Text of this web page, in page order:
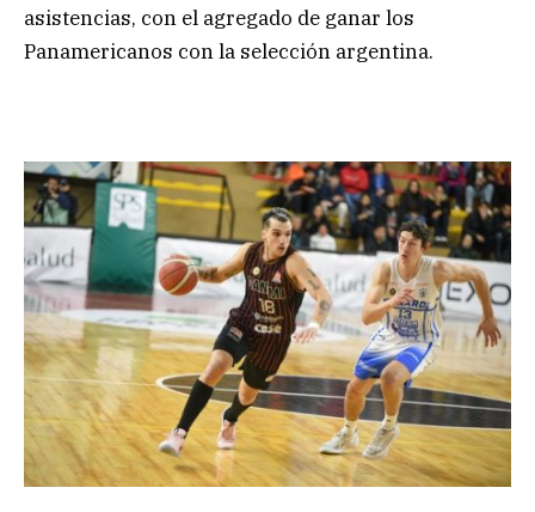
asistencias, con el agregado de ganar los
Panamericanos con la selección argentina.